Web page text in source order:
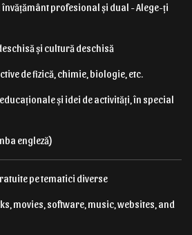
profesional și dual - Alege-ți
și cultură deschisă
de fizică, chimie, biologie, etc.
și idei de activități, în special
engleză)
pe tematici diverse
movies, software, music, websites, and